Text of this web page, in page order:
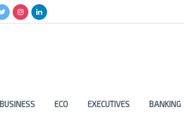
BUSINESS ECO EXECUTIVES BANKING